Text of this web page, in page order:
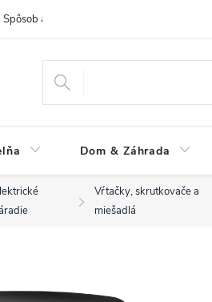
Spôsob a cena dopravy
Dom & Záhrada
Vŕtačky, skrutkovače a
miešadlá